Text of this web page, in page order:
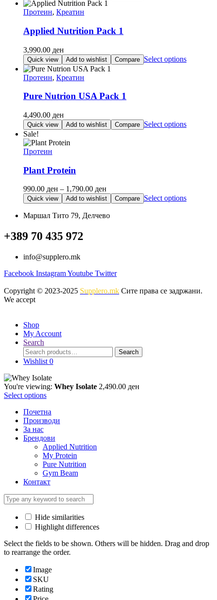
Протеин, Креатин
Applied Nutrition Pack 1
3,990.00 ден
Quick view Add to wishlist Compare Select optionsThis
be
Протеин, Креатин
Pure Nutrion USA Pack 1
4,490.00 ден
Quick view Add to wishlist Compare Select optionsThis
chosen
Sale!
Протеин
Plant Protein
990.00 ден – 1,790.00 ден
range:
990.00 ден
through
Quick view Add to wishlist Compare Select optionsThis
the
Маршал Тито 79, Делчево
+389 70 435 972
info@supplero.mk
Facebook InstagramYoutube Twitter
Copyright © 2023-2025 Supplero.mk Сите права се задржани.
We accept
Shop
My Account
Search
Search
for:
Search
Wishlist 0
You're viewing: Whey Isolate 2,490.00 ден
Select options
Почетна
Производи
За нас
Брендови
Applied Nutrition
My Protein
Pure Nutrition
Gym Beam
Контакт
Hide similarities
Highlight differences
Select the fields to be shown. Others will be hidden. Drag and drop
to rearrange the order.
Image
SKU
Rating